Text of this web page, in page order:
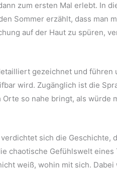
zum ersten Mal erlebt. In
Sommer erzählt, dass man
auf der Haut zu spüren,
gezeichnet und führen
wird. Zugänglich ist die
so nahe bringt, als würde
sich die Geschichte,
chaotische Gefühlswelt eines
weiß, wohin mit sich.